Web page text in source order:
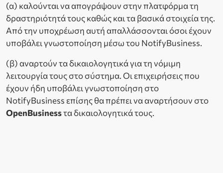
(α) καλούνται να απογράψουν στην πλατφόρμα τη
δραστηριότητά τους καθώς και τα βασικά στοιχεία της.
Από την υποχρέωση αυτή απαλλάσσονται όσοι έχουν
υποβάλει γνωστοποίηση μέσω του NotifyBusiness.
(β) αναρτούν τα δικαιολογητικά για τη νόμιμη
λειτουργία τους στο σύστημα. Οι επιχειρήσεις που
έχουν ήδη υποβάλει γνωστοποίηση στο
NotifyBusiness επίσης θα πρέπει να αναρτήσουν στο
OpenBusinessτα δικαιολογητικά τους.